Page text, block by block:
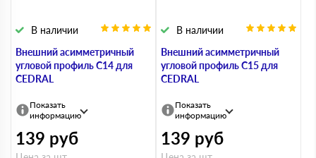
Внешний асимметричный
угловой профиль С14 для
CEDRAL
В наличии
Показать
информацию
139 руб
Внешний асимметричный
угловой профиль С15 для
CEDRAL
В наличии
Показать
информацию
139 руб